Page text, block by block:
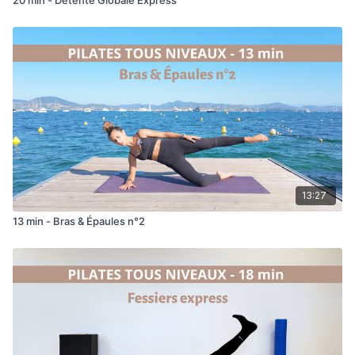
13:27
13 min - Bras & Épaules n°2